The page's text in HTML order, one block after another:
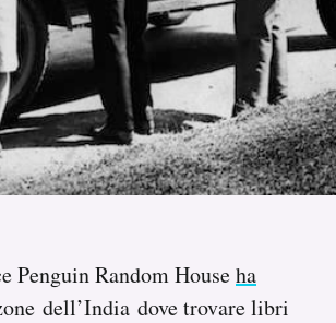
Penguin Random Househa
dell’India dove trovare libri